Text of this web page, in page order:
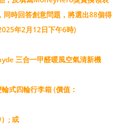
時回答創意問題，將選出88個得
年2月12日下午6時)
三合一甲醛暖風空氣清新機
式四輪行李箱 (價值：
; 或